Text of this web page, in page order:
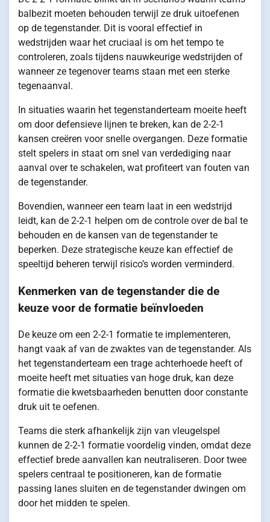
balbezit moeten behouden terwijl ze druk uitoefenen
op de tegenstander. Dit is vooral effectief in
wedstrijden waar het cruciaal is om het tempo te
controleren, zoals tijdens nauwkeurige wedstrijden of
wanneer ze tegenover teams staan met een sterke
tegenaanval.
In situaties waarin het tegenstanderteam moeite heeft
om door defensieve lijnen te breken, kan de 2-2-1
kansen creëren voor snelle overgangen. Deze formatie
stelt spelers in staat om snel van verdediging naar
aanval over te schakelen, wat profiteert van fouten van
de tegenstander.
Bovendien, wanneer een team laat in een wedstrijd
leidt, kan de 2-2-1 helpen om de controle over de bal te
behouden en de kansen van de tegenstander te
beperken. Deze strategische keuze kan effectief de
speeltijd beheren terwijl risico’s worden verminderd.
Kenmerken van de tegenstander die de
keuze voor de formatie beïnvloeden
De keuze om een 2-2-1 formatie te implementeren,
hangt vaak af van de zwaktes van de tegenstander. Als
het tegenstanderteam een trage achterhoede heeft of
moeite heeft met situaties van hoge druk, kan deze
formatie die kwetsbaarheden benutten door constante
druk uit te oefenen.
Teams die sterk afhankelijk zijn van vleugelspel
kunnen de 2-2-1 formatie voordelig vinden, omdat deze
effectief brede aanvallen kan neutraliseren. Door twee
spelers centraal te positioneren, kan de formatie
passing lanes sluiten en de tegenstander dwingen om
door het midden te spelen.